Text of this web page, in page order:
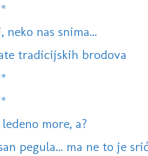
neko nas snima...
tradicijskih brodova
more, a?
pegula... ma ne to je